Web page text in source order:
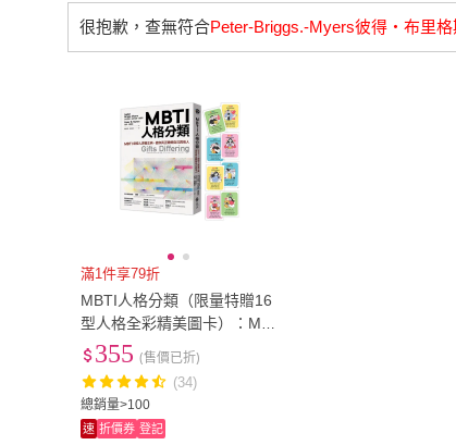
很抱歉，查無符合Peter-Briggs.-Myers彼得‧布里
滿1件享79折
MBTI人格分類（限量特贈16
型人格全彩精美圖卡）：MB
TI創發人原著正典 使你真正
瞭解自己與他人
總銷量>100
355 (售價已折)
(34)
速 折價券 登記